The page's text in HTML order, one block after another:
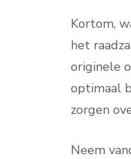
Kortom,
het
originele
optimaal
zorgen
Neem